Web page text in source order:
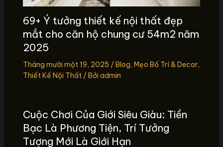
69+ Ý tưởng thiết kế nội thất đẹp
mắt cho căn hộ chung cư 54m2 năm
2025
Tháng mười một 19, 2025 /Blog, Mẹo Bố Trí & Decor,
Thiết Kế Nội Thất / Bởi admin
Cuộc Chơi Của Giới Siêu Giàu: Tiền
Bạc Là Phương Tiện, Trí Tưởng
Tượng Mới Là Giới Hạn